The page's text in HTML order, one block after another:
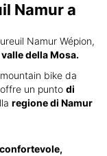
Namur a
Namur Wépion,
della Mosa.
bike da
un punto di
regione di Namur